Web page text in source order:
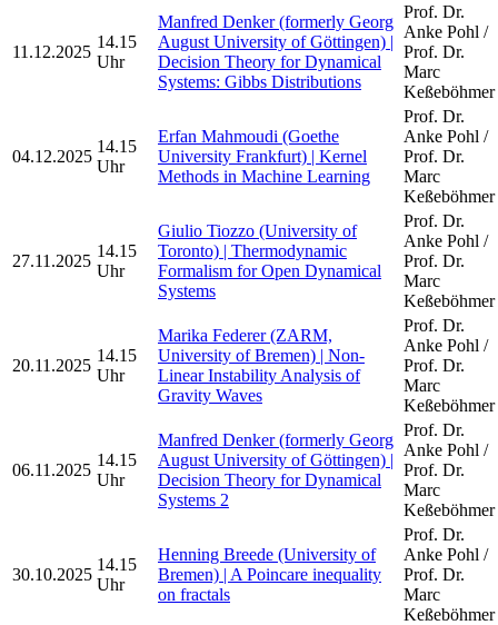
11.12.2025
14.15
Uhr
Manfred Denker (formerly Georg
August University of Göttingen) |
Decision Theory for Dynamical
Systems: Gibbs Distributions
Prof. Dr.
Anke Pohl /
Prof. Dr.
Marc
Keßeböhmer
04.12.2025
14.15
Uhr
Erfan Mahmoudi (Goethe
University Frankfurt) | Kernel
Methods in Machine Learning
Prof. Dr.
Anke Pohl /
Prof. Dr.
Marc
Keßeböhmer
27.11.2025
14.15
Uhr
Giulio Tiozzo (University of
Toronto) | Thermodynamic
Formalism for Open Dynamical
Systems
Prof. Dr.
Anke Pohl /
Prof. Dr.
Marc
Keßeböhmer
20.11.2025
14.15
Uhr
Marika Federer (ZARM,
University of Bremen) | Non-
Linear Instability Analysis of
Gravity Waves
Prof. Dr.
Anke Pohl /
Prof. Dr.
Marc
Keßeböhmer
06.11.2025
14.15
Uhr
Manfred Denker (formerly Georg
August University of Göttingen) |
Decision Theory for Dynamical
Systems 2
Prof. Dr.
Anke Pohl /
Prof. Dr.
Marc
Keßeböhmer
30.10.2025
14.15
Uhr
Henning Breede (University of
Bremen) | A Poincare inequality
on fractals
Prof. Dr.
Anke Pohl /
Prof. Dr.
Marc
Keßeböhmer